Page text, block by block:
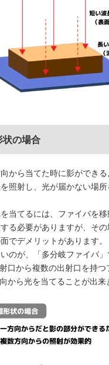
の場合
から当てた時に影ができる
照射し、光が届かない場
当てるには、ファイバを
る必要がありますが、そ
でデメリットがあります。
のが、「多分岐ファイバ
口から複数の出射口を持つ
から光を当てることが出来